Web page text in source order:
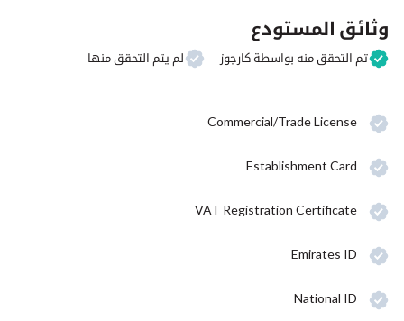
وثائق المستودع
تم التحقق منه بواسطة كارجوز لم يتم التحقق منها
Commercial/Trade License
Establishment Card
VAT Registration Certificate
Emirates ID
National ID